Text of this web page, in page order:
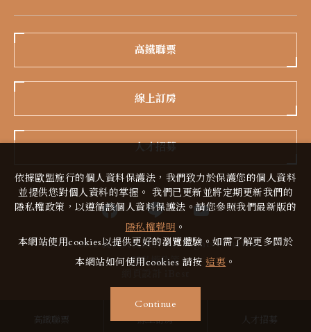
高鐵聯票
線上訂房
人才招募
2022 © 2022 義大天悅飯店 All Rights reserved.
隱私權政策
高鐵聯票 線上訂房 人才招募
依據歐盟施行的個人資料保護法，我們致力於保護您的個人資料
並提供您對個人資料的掌握。 我們已更新並將定期更新我們的
隱私權政策，以遵循該個人資料保護法。請您參照我們最新版的
隱私權聲明 。
本網站使用cookies以提供更好的瀏覽體驗。如需了解更多關於
本網站如何使用cookies 請按這裏 。
Continue